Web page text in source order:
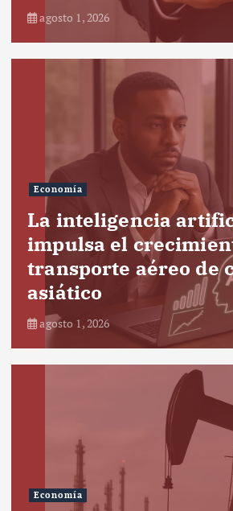
agosto 1, 2026
Economía
La inteligencia
impulsa el
transporte aéreo de
asiático
agosto 1, 2026
Economía